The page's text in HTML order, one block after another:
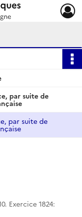
par suite de
par suite de
Exercice 1824: